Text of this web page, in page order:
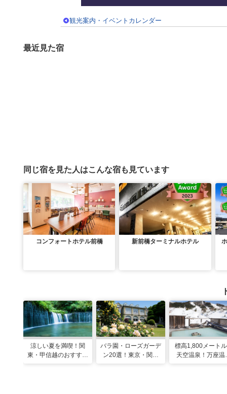
観光案内・イベントカレンダー
最近見た宿
同じ宿を見た人はこんな宿も見ています
コンフォートホテル前橋 新前橋ターミナルホテル
涼しい夏を満喫！関
東・甲信越のおすすめ
バラ園・ローズガーデ
ン20選！東京・関東
標高1,800メート
天空温泉！万座温